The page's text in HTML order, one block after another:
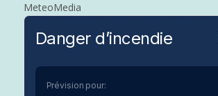
MeteoMedia
Danger d’incendie
Prévision pour: